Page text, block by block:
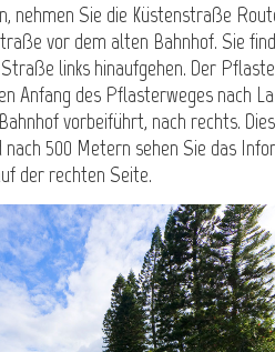
nehmen Sie die Küstenstraße
vor dem alten Bahnhof. Sie
links hinaufgehen. Der
Anfang des Pflasterweges nach
vorbeiführt, nach rechts.
nach 500 Metern sehen Sie das
der rechten Seite.